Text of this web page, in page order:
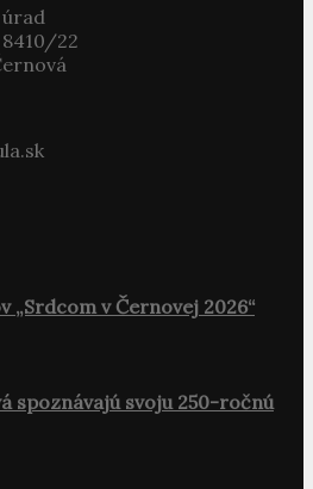
22
„Srdcom v Černovej 2026“
spoznávajú svoju 250-ročnú